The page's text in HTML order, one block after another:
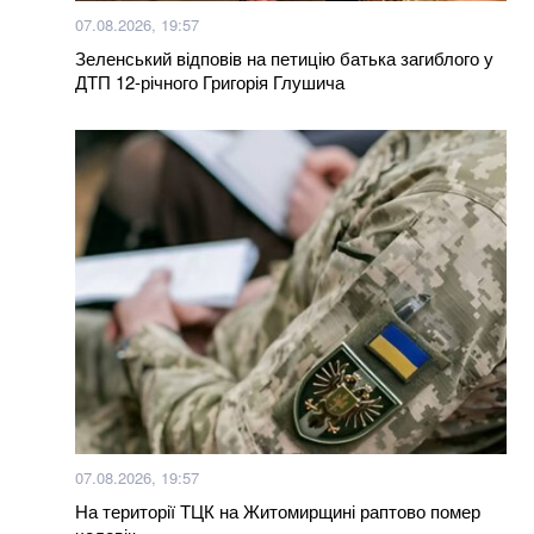
07.08.2026, 19:57
Зеленський відповів на петицію батька загиблого у
ДТП 12-річного Григорія Глушича
07.08.2026, 19:57
На території ТЦК на Житомирщині раптово помер